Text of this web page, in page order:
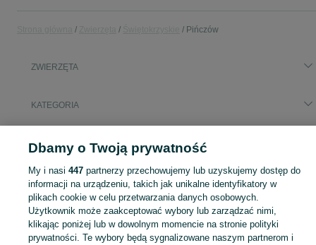
Pińczów
ZWIERZĘTA
KATEGORIA
koń lotos
Szukasz zwierzaka lub czegoś dla niego? ▶️ Przeglądaj kategorię Zwierzęta na OLX Pińczów i znajdź to, czego potrzebujesz w atrakcyjnych cenach!
Mapa kategorii
Dbamy o Twoją prywatność
My i nasi 447partnerzy przechowujemy lub uzyskujemy dostęp do
informacji na urządzeniu, takich jak unikalne identyfikatory w
plikach cookie w celu przetwarzania danych osobowych.
Użytkownik może zaakceptować wybory lub zarządzać nimi,
klikając poniżej lub w dowolnym momencie na stronie polityki
prywatności. Te wybory będą sygnalizowane naszym partnerom i